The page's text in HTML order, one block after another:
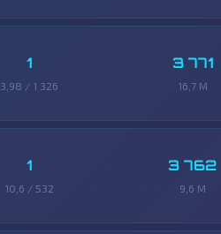
1
3,98 / 1 326
3 771
16,7 M
1
10,6 / 532
3 762
9,6 M